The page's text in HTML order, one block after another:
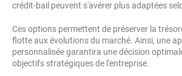
crédit-bail peuvent s'avérer plus adaptées
Ces options permettent de préserver la
flotte aux évolutions du marché. Ainsi, une
personnalisée garantira une décision
objectifs stratégiques de l'entreprise.